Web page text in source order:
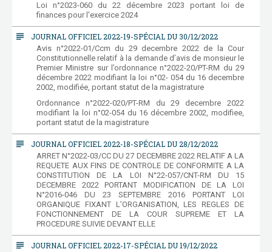
Loi n°2023-060 du 22 décembre 2023 portant loi de
finances pour l'exercice 2024
subject JOURNAL OFFICIEL 2022-19-SPÉCIAL DU 30/12/2022
Avis n°2022-01/Ccm du 29 decembre 2022 de la Cour
Constitutionnelle relatif à la demande d’avis de monsieur le
Premier Ministre sur l’ordonnance n°2022-20/PT-RM du 29
décembre 2022 modifiant la loi n°02- 054 du 16 decembre
2002, modifiée, portant statut de la magistrature
Ordonnance n°2022-020/PT-RM du 29 decembre 2022
modifiant la loi n°02-054 du 16 décembre 2002, modifiee,
portant statut de la magistrature
subject JOURNAL OFFICIEL 2022-18-SPÉCIAL DU 28/12/2022
ARRET N°2022-03/CC DU 27 DECEMBRE 2022 RELATIF A LA
REQUETE AUX FINS DE CONTROLE DE CONFORMITE A LA
CONSTITUTION DE LA LOI N°22-057/CNT-RM DU 15
DECEMBRE 2022 PORTANT MODIFICATION DE LA LOI
N°2016-046 DU 23 SEPTEMBRE 2016 PORTANT LOI
ORGANIQUE FIXANT L’ORGANISATION, LES REGLES DE
FONCTIONNEMENT DE LA COUR SUPREME ET LA
PROCEDURE SUIVIE DEVANT ELLE
subject JOURNAL OFFICIEL 2022-17-SPÉCIAL DU 19/12/2022